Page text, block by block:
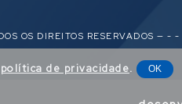
OS DIREITOS RESERVADOS —
política de privacidade. OK